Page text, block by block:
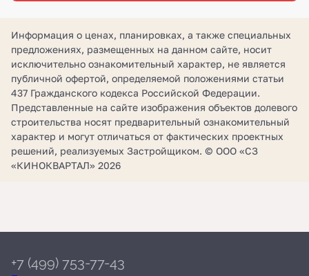
Информация о ценах, планировках, а также специальных
предложениях, размещенных на данном сайте, носит
исключительно ознакомительный характер, не является
публичной офертой, определяемой положениями статьи
437 Гражданского кодекса Российской Федерации.
Представленные на сайте изображения объектов долевого
строительства носят предварительный ознакомительный
характер и могут отличаться от фактических проектных
решений, реализуемых Застройщиком. © ООО «СЗ
«КИНОКВАРТАЛ» 2026
+7 (499) 753-77-43